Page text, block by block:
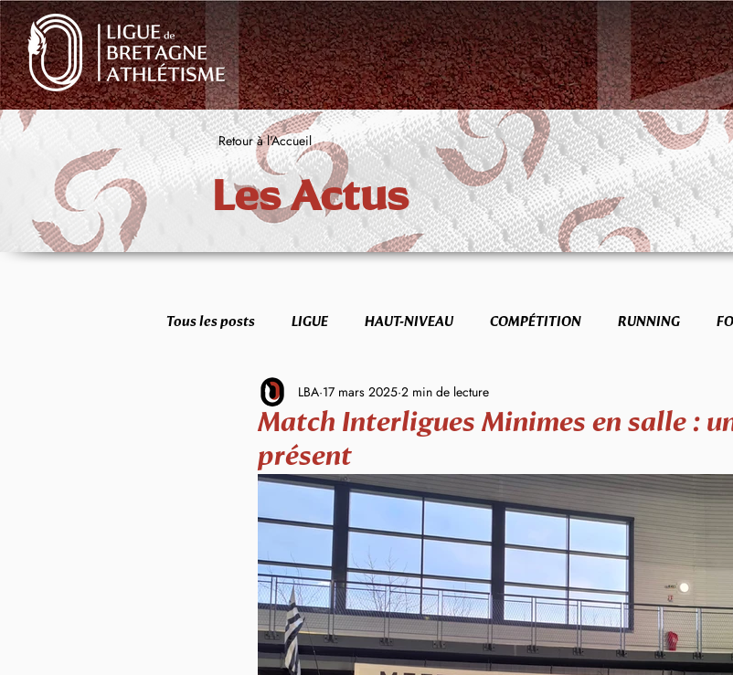
Retour à l'Accueil
Les Actus
Tous les posts LIGUE HAUT-NIVEAU COMPÉTITION RUNNING
FORME & SANTÉ ETR
Match Interligues Minimes en salle :
présent
LBA 17 mars 2025 2 min de lecture